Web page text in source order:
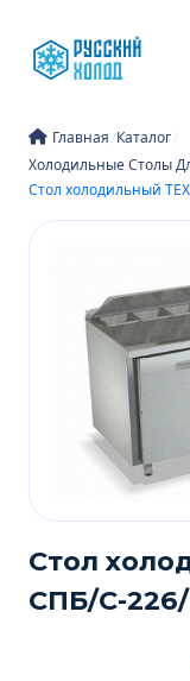
содержимому
Главная/Каталог/
Холодильные Столы
Стол холодильный
Стол
СПБ/С-226/